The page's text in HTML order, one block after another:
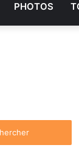
PHOTOS